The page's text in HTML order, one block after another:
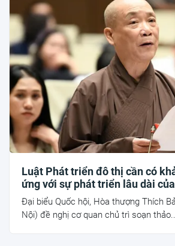
Luật Phát triển đô thị cần có
ứng với sự phát triển lâu dài
Đại biểu Quốc hội, Hòa thượng Thích
Nội) đề nghị cơ quan chủ trì soạn